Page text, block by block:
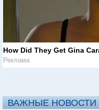
How Did They Get Gina
Реклама
ВАЖНЫЕ НОВОСТИ